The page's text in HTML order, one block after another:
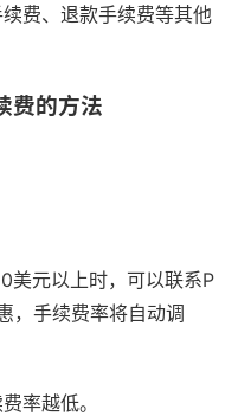
费、退款手续费等其他
费的方法
美元以上时，可以联系P
，手续费率将自动调
率越低。